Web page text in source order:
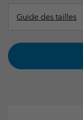
Guide des tailles